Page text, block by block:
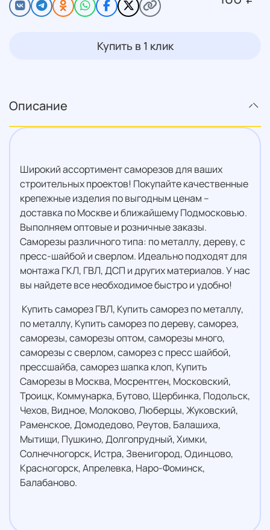
Купить в 1 клик
Описание
Широкий ассортимент саморезов для ваших
строительных проектов! Покупайте качественные
крепежные изделия по выгодным ценам –
доставка по Москве и ближайшему Подмосковью.
Выполняем оптовые и розничные заказы.
Саморезы различного типа: по металлу, дереву, с
пресс-шайбой и сверлом. Идеально подходят для
монтажа ГКЛ, ГВЛ, ДСП и других материалов. У нас
вы найдете все необходимое быстро и удобно!
Купить саморез ГВЛ, Купить саморез по металлу,
по металлу, Купить саморез по дереву, саморез,
саморезы, саморезы оптом, саморезы много,
саморезы с сверлом, саморез с пресс шайбой,
прессшайба, саморез шапка клоп, Купить
Саморезы в Москва, Мосрентген, Московский,
Троицк, Коммунарка, Бутово, Щербинка, Подольск,
Чехов, Видное, Молоково, Люберцы, Жуковский,
Раменское, Домодедово, Реутов, Балашиха,
Мытищи, Пушкино, Долгопрудный, Химки,
Солнечногорск, Истра, Звенигород, Одинцово,
Красногорск, Апрелевка, Наро-Фоминск,
Балабаново.